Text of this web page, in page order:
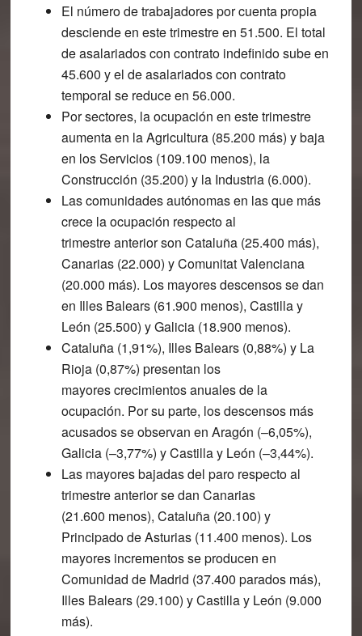
El número detrabajadores por cuenta propia
desciende en este trimestre en 51.500. El total
de asalariados con contrato indefinido sube en
45.600 y el de asalariados con contrato
temporal se reduce en 56.000.
Por sectores, la ocupación en este trimestre
aumenta en la Agricultura (85.200 más) y baja
en los Servicios (109.100 menos), la
Construcción (35.200) y la Industria (6.000).
Lascomunidades autónomasen las que más
crece la ocupación respecto al
trimestre anterior son Cataluña (25.400 más),
Canarias (22.000) y Comunitat Valenciana
(20.000 más). Los mayores descensos se dan
en Illes Balears (61.900 menos), Castilla y
León (25.500) y Galicia (18.900 menos).
Cataluña (1,91%), Illes Balears (0,88%) y La
Rioja (0,87%) presentan los
mayores crecimientos anuales de la
ocupación. Por su parte, los descensos más
acusados se observan en Aragón (–6,05%),
Galicia (–3,77%) y Castilla y León (–3,44%).
Las mayores bajadas del parorespecto al
trimestre anterior se dan Canarias
(21.600 menos), Cataluña (20.100) y
Principado de Asturias (11.400 menos). Los
mayores incrementos se producen en
Comunidad de Madrid (37.400 parados más),
Illes Balears (29.100) y Castilla y León (9.000
más).